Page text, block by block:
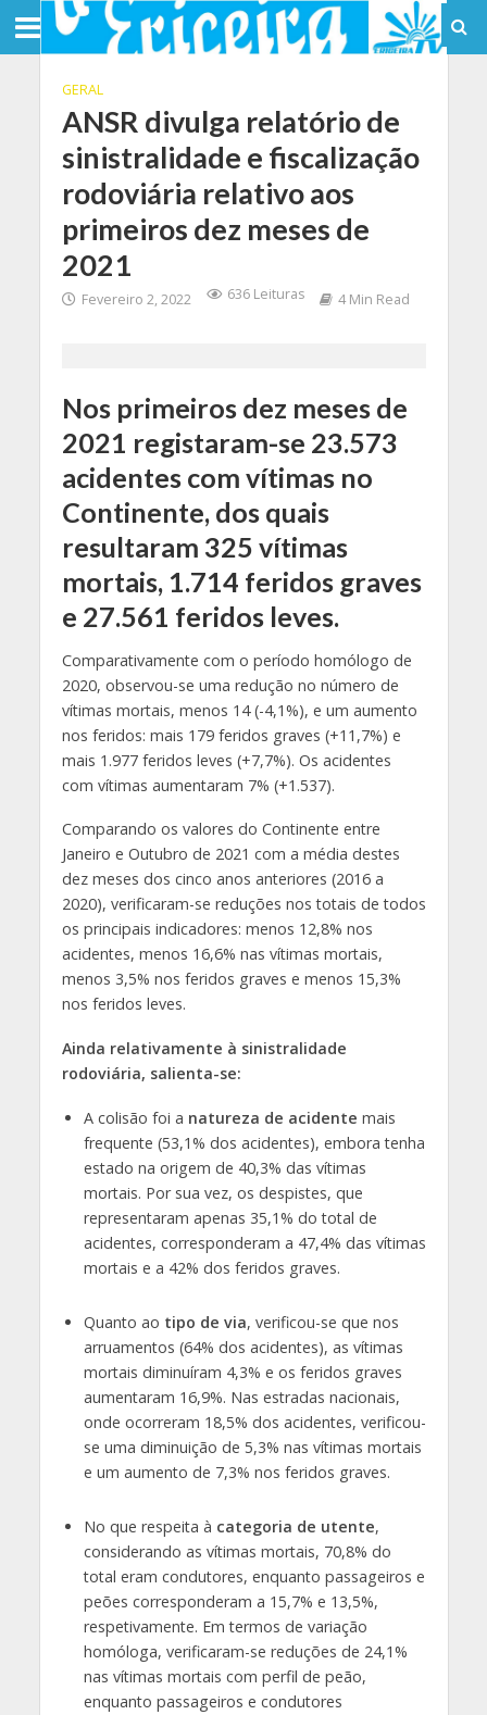
GERAL
ANSR divulga relatório de
sinistralidade e fiscalização
rodoviária relativo aos
primeiros dez meses de
2021
Fevereiro 2, 2022 636 Leituras 4 Min Read
Nos primeiros dez meses de
2021 registaram-se 23.573
acidentes com vítimas no
Continente, dos quais
resultaram 325 vítimas
mortais, 1.714 feridos graves
e 27.561 feridos leves.
Comparativamente com o período homólogo de
2020, observou-se uma redução no número de
vítimas mortais, menos 14 (-4,1%), e um aumento
nos feridos: mais 179 feridos graves (+11,7%) e
mais 1.977 feridos leves (+7,7%). Os acidentes
com vítimas aumentaram 7% (+1.537).
Comparando os valores do Continente entre
Janeiro e Outubro de 2021 com a média destes
dez meses dos cinco anos anteriores (2016 a
2020), verificaram-se reduções nos totais de todos
os principais indicadores: menos 12,8% nos
acidentes, menos 16,6% nas vítimas mortais,
menos 3,5% nos feridos graves e menos 15,3%
nos feridos leves.
Ainda relativamente à sinistralidade
rodoviária, salienta-se:
A colisão foi a natureza de acidente mais
frequente (53,1% dos acidentes), embora tenha
estado na origem de 40,3% das vítimas
mortais. Por sua vez, os despistes, que
representaram apenas 35,1% do total de
acidentes, corresponderam a 47,4% das vítimas
mortais e a 42% dos feridos graves.
Quanto ao tipo de via, verificou-se que nos
arruamentos (64% dos acidentes), as vítimas
mortais diminuíram 4,3% e os feridos graves
aumentaram 16,9%. Nas estradas nacionais,
onde ocorreram 18,5% dos acidentes, verificou-
se uma diminuição de 5,3% nas vítimas mortais
e um aumento de 7,3% nos feridos graves.
No que respeita à categoria de utente,
considerando as vítimas mortais, 70,8% do
total eram condutores, enquanto passageiros e
peões corresponderam a 15,7% e 13,5%,
respetivamente. Em termos de variação
homóloga, verificaram-se reduções de 24,1%
nas vítimas mortais com perfil de peão,
enquanto passageiros e condutores